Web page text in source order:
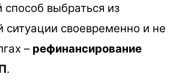
выбраться из
ситуации своевременно и не
– рефинансирование
.